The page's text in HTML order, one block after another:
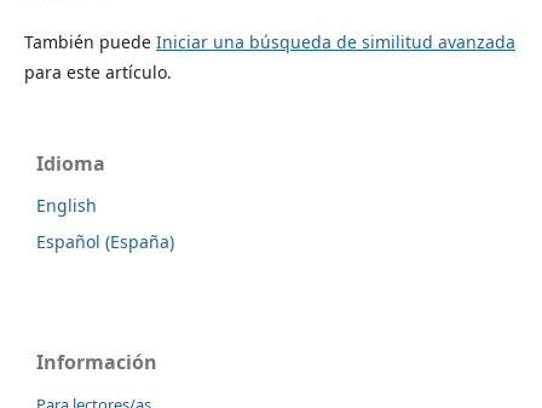
También puede Iniciar una búsqueda de similitud avanzada
para este artículo.
Idioma
English
Español (España)
Información